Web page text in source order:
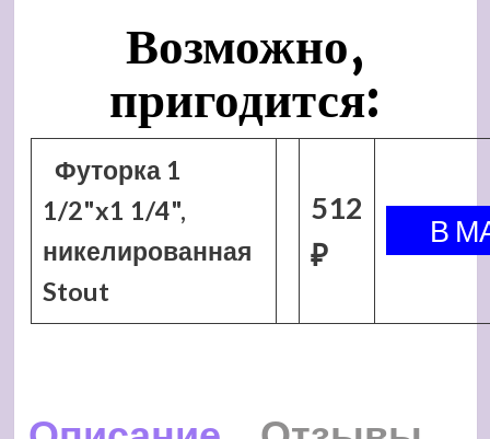
Возможно,
пригодится:
Футорка 1
1/2"x1 1/4",
никелированная
Stout
512
₽